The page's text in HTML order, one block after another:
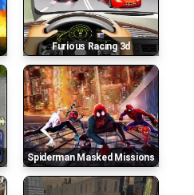
Furious Racing 3d
Spiderman Masked Missions